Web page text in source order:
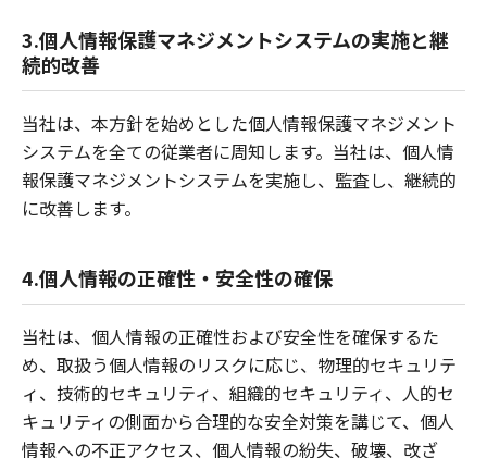
3.個人情報保護マネジメントシステムの実施と継
続的改善
当社は、本方針を始めとした個人情報保護マネジメント
システムを全ての従業者に周知します。当社は、個人情
報保護マネジメントシステムを実施し、監査し、継続的
に改善します。
4.個人情報の正確性・安全性の確保
当社は、個人情報の正確性および安全性を確保するた
め、取扱う個人情報のリスクに応じ、物理的セキュリテ
ィ、技術的セキュリティ、組織的セキュリティ、人的セ
キュリティの側面から合理的な安全対策を講じて、個人
情報への不正アクセス、個人情報の紛失、破壊、改ざ